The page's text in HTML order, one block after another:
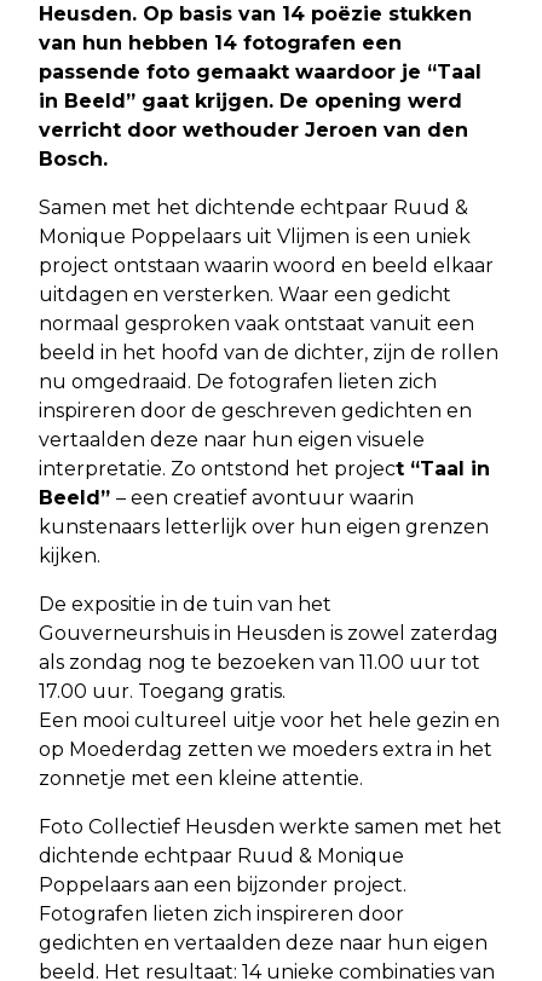
Heusden. Op basis van 14 poëzie stukken
van hun hebben 14 fotografen een
passende foto gemaakt waardoor je “Taal
in Beeld” gaat krijgen. De opening werd
verricht door wethouder Jeroen van den
Bosch.
Samen met het dichtende echtpaar Ruud &
Monique Poppelaars uit Vlijmen is een uniek
project ontstaan waarin woord en beeld elkaar
uitdagen en versterken. Waar een gedicht
normaal gesproken vaak ontstaat vanuit een
beeld in het hoofd van de dichter, zijn de rollen
nu omgedraaid. De fotografen lieten zich
inspireren door de geschreven gedichten en
vertaalden deze naar hun eigen visuele
interpretatie. Zo ontstond het project “Taal in
Beeld” – een creatief avontuur waarin
kunstenaars letterlijk over hun eigen grenzen
kijken.
De expositie in de tuin van het
Gouverneurshuis in Heusden is zowel zaterdag
als zondag nog te bezoeken van 11.00 uur tot
17.00 uur. Toegang gratis.
Een mooi cultureel uitje voor het hele gezin en
op Moederdag zetten we moeders extra in het
zonnetje met een kleine attentie.
Foto Collectief Heusden werkte samen met het
dichtende echtpaar Ruud & Monique
Poppelaars aan een bijzonder project.
Fotografen lieten zich inspireren door
gedichten en vertaalden deze naar hun eigen
beeld. Het resultaat: 14 unieke combinaties van